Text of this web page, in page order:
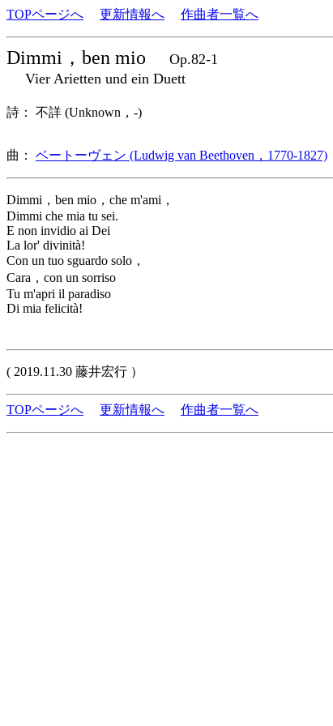
TOPページへ 更新情報へ 作曲者一覧へ
Dimmi，ben mio
Op.82-1
Vier Arietten und ein Duett
詩： 不詳 (Unknown，-)
曲： ベートーヴェン (Ludwig van Beethoven，1770-1827)
Dimmi，ben mio，che m'ami，
Dimmi che mia tu sei.
E non invidio ai Dei
La lor' divinità!
Con un tuo sguardo solo，
Cara，con un sorriso
Tu m'apri il paradiso
Di mia felicità!
( 2019.11.30 藤井宏行 ）
TOPページへ 更新情報へ 作曲者一覧へ